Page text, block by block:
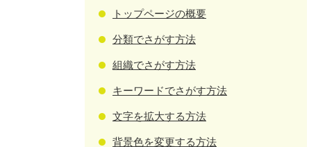
トップページの概要
分類でさがす方法
組織でさがす方法
キーワードでさがす方法
文字を拡大する方法
背景色を変更する方法